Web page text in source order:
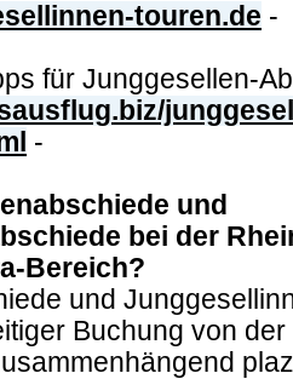
touren.de -
für Junggesellen-
-
und
bei der
Bereich?
und
Buchung von der